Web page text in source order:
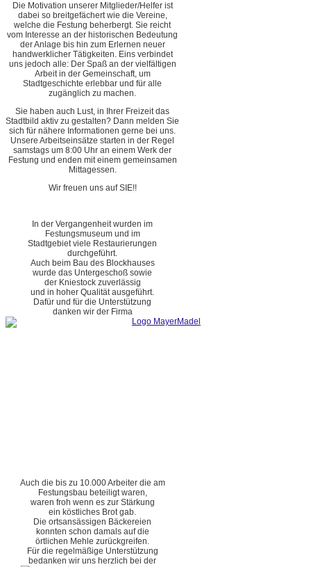
Die Motivation unserer Mitglieder/Helfer ist
dabei so breitgefächert wie die Vereine,
welche die Festung beherbergt. Sie reicht
vom Interesse an der historischen Bedeutung
der Anlage bis hin zum Erlernen neuer
handwerklicher Tätigkeiten. Eins verbindet
uns jedoch alle: Der Spaß an der vielfältigen
Arbeit in der Gemeinschaft, um
Stadtgeschichte erlebbar und für alle
zugänglich zu machen.
Sie haben auch Lust, in Ihrer Freizeit das
Stadtbild aktiv zu gestalten? Dann melden Sie
sich für nähere Informationen gerne bei uns.
Unsere Arbeitseinsätze starten in der Regel
samstags um 8:00 Uhr an einem Werk der
Festung und enden mit einem gemeinsamen
Mittagessen.
Wir freuen uns auf SIE!!
In der Vergangenheit wurden im
Festungsmuseum und im
Stadtgebiet viele Restaurierungen
durchgeführt.
Auch beim Bau des Blockhauses
wurde das Untergeschoß sowie
der Kniestock zuverlässig
und in hoher Qualität ausgeführt.
Dafür und für die Unterstützung
danken wir der Firma
Auch die bis zu 10.000 Arbeiter die am
Festungsbau beteiligt waren,
waren froh wenn es zur Stärkung
ein köstliches Brot gab.
Die ortsansässigen Bäckereien
konnten schon damals auf die
örtlichen Mehle zurückgreifen.
Für die regelmäßige Unterstützung
bedanken wir uns herzlich bei der